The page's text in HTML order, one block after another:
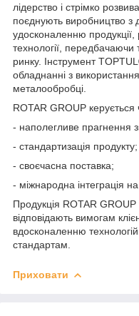
лідерство і стрімко
поєднують виробництво з
удосконаленню продукції,
технології, передбачаючи
ринку. Інструмент
обладнанні з
металообробці.
ROTAR GROUP
- наполегливе прагнення
- стандартизація продукту;
- своєчасна поставка;
- міжнародна інтеграція
Продукція ROTAR GROUP
відповідають вимогам
вдосконаленню
стандартам.
Приховати